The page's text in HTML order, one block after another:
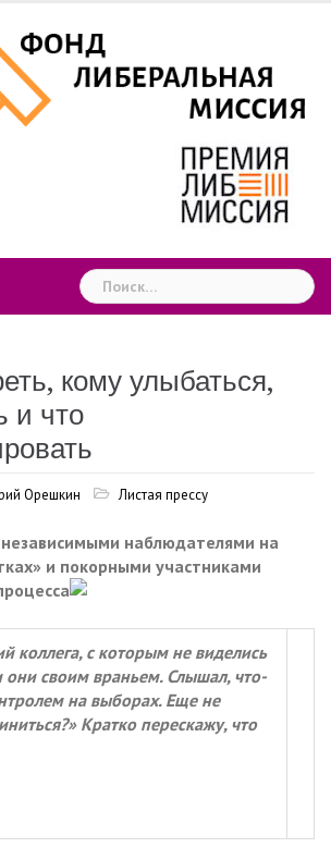
Найти:
кому улыбаться,
и что
Орешкин Листая прессу
наблюдателями на
и покорными участниками
коллега, с которым не виделись
они своим враньем. Слышал, что-
на выборах. Еще не
Кратко перескажу, что